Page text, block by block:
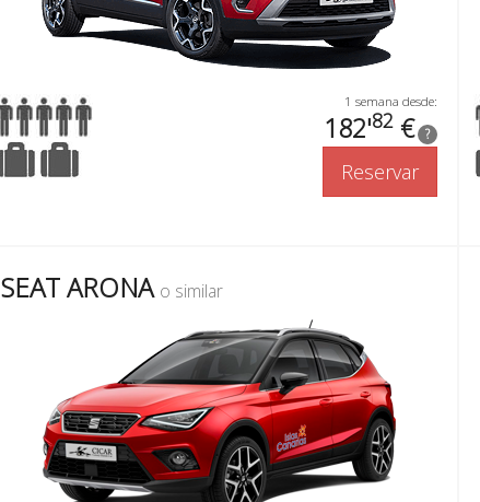
1 semana desde:
182'82 € ?
Reservar
SEAT ARONA o similar